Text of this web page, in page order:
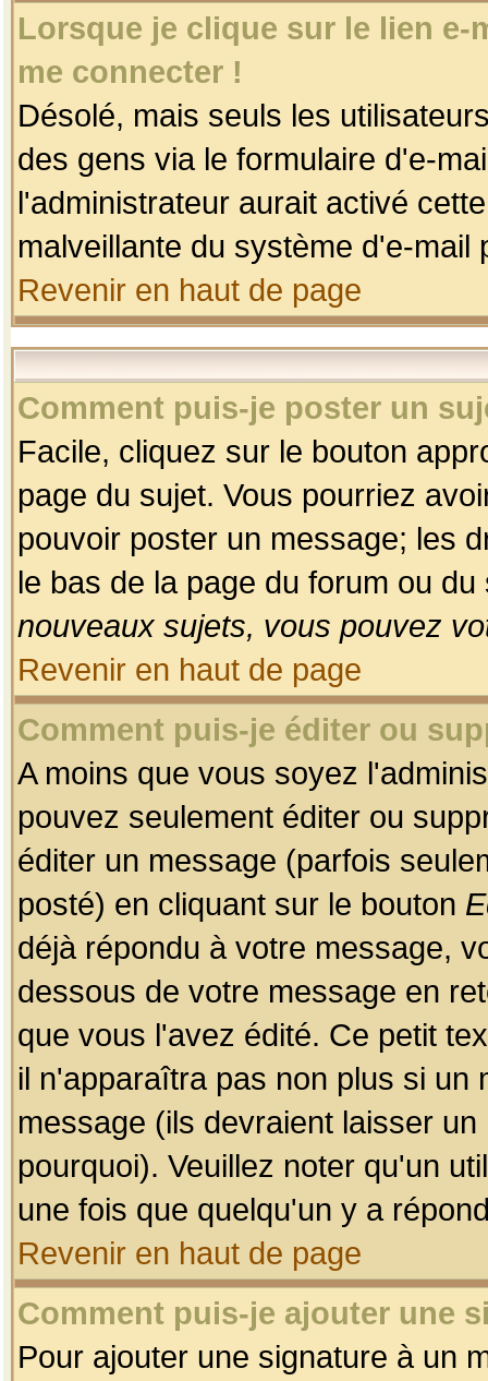
Lorsque je clique sur le lien
me connecter !
Désolé, mais seuls les
des gens via le formulaire d'e-
l'administrateur aurait activé
malveillante du système d'e-
Revenir en haut de page
Comment puis-je poster un
Facile, cliquez sur le bouton
page du sujet. Vous pourriez
pouvoir poster un message; les
le bas de la page du forum ou
nouveaux sujets, vous pouvez
Revenir en haut de page
Comment puis-je éditer ou
A moins que vous soyez
pouvez seulement éditer ou
éditer un message (parfois
posté) en cliquant sur le bouton
déjà répondu à votre message,
dessous de votre message en
que vous l'avez édité. Ce petit
il n'apparaîtra pas non plus si un
message (ils devraient laisser
pourquoi). Veuillez noter qu'un
une fois que quelqu'un y a
Revenir en haut de page
Comment puis-je ajouter une
Pour ajouter une signature à un